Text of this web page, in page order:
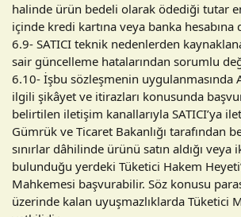
halinde ürün bedeli olarak ödediği tutar
içinde kredi kartına veya banka hesabına
6.9- SATICI teknik nedenlerden
sair güncelleme hatalarından sorumlu
6.10- İşbu sözleşmenin uygulanmasında
ilgili şikâyet ve itirazları konusunda
belirtilen iletişim kanallarıyla SATICI’ya
Gümrük ve Ticaret Bakanlığı tarafından
sınırlar dâhilinde ürünü satın aldığı veya
bulunduğu yerdeki Tüketici Hakem
Mahkemesi başvurabilir. Söz konusu
üzerinde kalan uyuşmazlıklarda Tüketici